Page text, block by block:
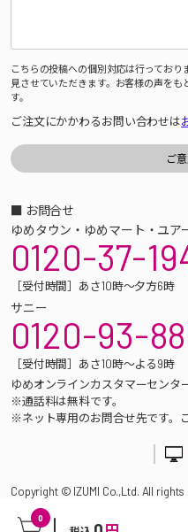
0
こちらの投稿への個別対応は行ってお
見させていただきます。お客様の声をも
す。
ご注文にかかわるお問い合わせは
■ お問合せ
ゆめタウン・ゆめマート・ユア
0120-37-
［受付時間］あさ10時～夕方6時
サニー
0120-93-
［受付時間］あさ10時～よる9時
ゆめオンラインカスタマーセンタ
※通話料は無料です。
※ネット専用のお問合せ先です。
Copyright © IZUMI Co.,Ltd. All rights